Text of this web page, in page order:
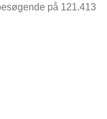
på 121.413